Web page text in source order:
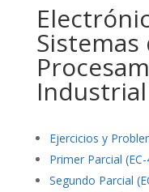
Industrial
Ejercicios y
Primer Parcial
Segundo Parcial